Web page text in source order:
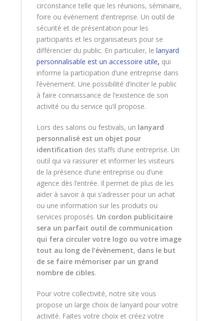
circonstance telle que les réunions, séminaire,
foire ou évènement d’entreprise. Un outil de
sécurité et de présentation pour les
participants et les organisateurs pour se
différencier du public. En particulier, le lanyard
personnalisable est un accessoire utile, qui
informe la participation d’une entreprise dans
l’évènement. Une possibilité d’inciter le public
à faire connaissance de l’existence de son
activité ou du service qu’il propose.
Lors des salons ou festivals, un lanyard
personnalisé est un objet pour
identification des staffs d’une entreprise. Un
outil qui va rassurer et informer les visiteurs
de la présence d’une entreprise ou d’une
agence dès l’entrée. Il permet de plus de les
aider à savoir à qui s’adresser pour un achat
ou une information sur les produits ou
services proposés. Un cordon publicitaire
sera un parfait outil de communication
qui fera circuler votre logo ou votre image
tout au long de l’évènement, dans le but
de se faire mémoriser par un grand
nombre de cibles.
Pour votre collectivité, notre site vous
propose un large choix de lanyard pour votre
activité. Faites votre choix et créez votre